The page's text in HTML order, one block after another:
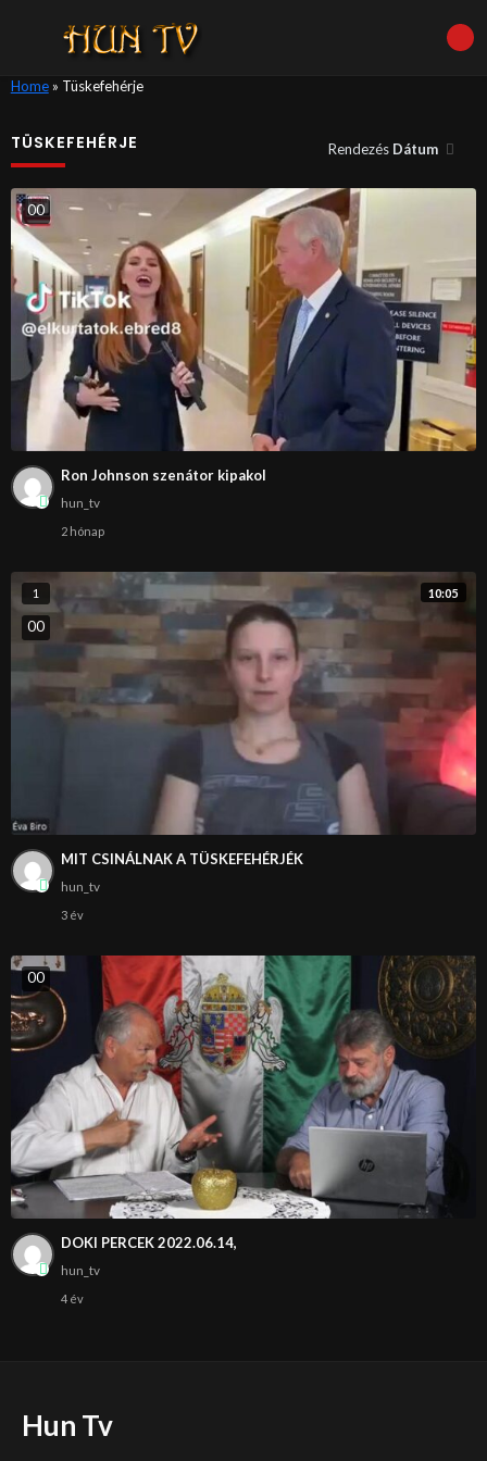
Home» Tüskefehérje
TÜSKEFEHÉRJE Rendezés Dátum
00
Ron Johnson szenátor kipakol
hun_tv
2 hónap
10:05
1
00
MIT CSINÁLNAK A TÜSKEFEHÉRJÉK
hun_tv
3 év
00
DOKI PERCEK 2022.06.14,
hun_tv
4 év
Hun Tv